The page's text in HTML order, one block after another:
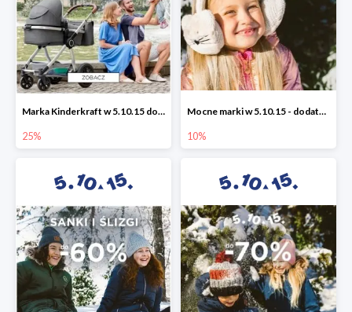
Marka Kinderkraft w 5.10.15 do -25%
25%
Mocne marki w 5.10.15 - dodatkowe -10% rabatu
10%